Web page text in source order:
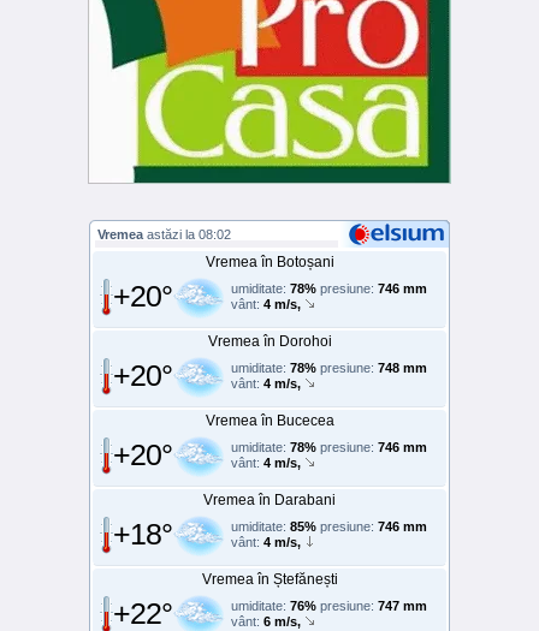
Vremea astăzi la 08:02
Vremea în Botoșani
+20° umiditate: 78% presiune: 746 mm
vânt: 4 m/s,
Vremea în Dorohoi
+20° umiditate: 78% presiune: 748 mm
vânt: 4 m/s,
Vremea în Bucecea
+20° umiditate: 78% presiune: 746 mm
vânt: 4 m/s,
Vremea în Darabani
+18° umiditate: 85% presiune: 746 mm
vânt: 4 m/s,
Vremea în Ștefănești
+22° umiditate: 76% presiune: 747 mm
vânt: 6 m/s,